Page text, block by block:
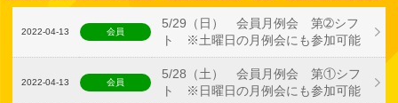
2022-04-13 会員
5/29（日） 会員月例会 第➁シフ
ト ※土曜日の月例会にも参加可能
2022-04-13 会員
5/28（土） 会員月例会 第①シフ
ト ※日曜日の月例会にも参加可能